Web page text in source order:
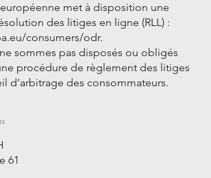
met à disposition une
des litiges en ligne (RLL) :
consumers/odr.
sommes pas disposés ou obligés
procédure de règlement des litiges
d’arbitrage des consommateurs.
61